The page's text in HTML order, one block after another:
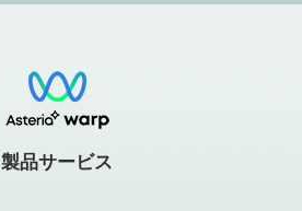
製品サービス